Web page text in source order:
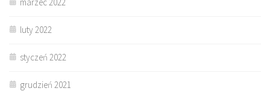
luty 2022
styczeń 2022
grudzień 2021